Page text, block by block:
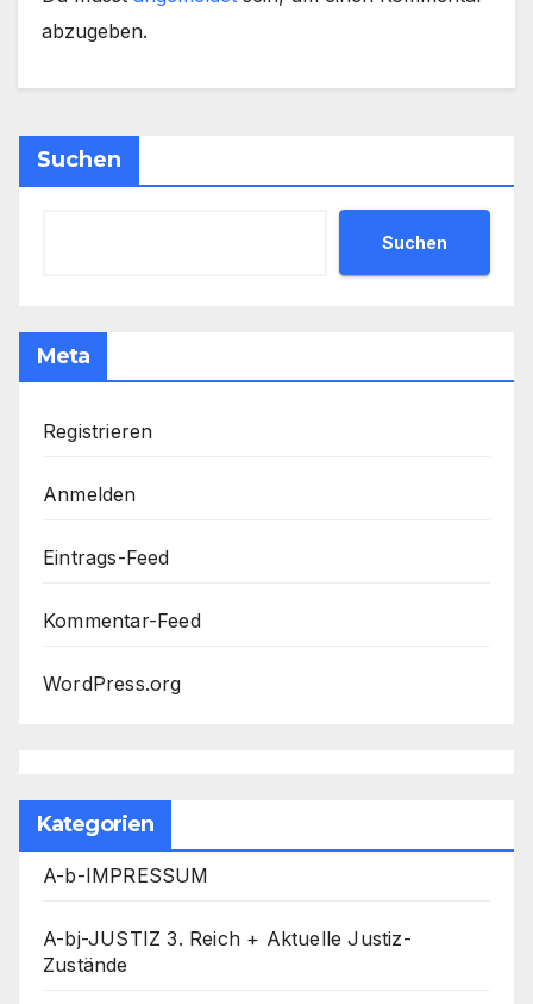
abzugeben.
Suchen
Suchen
Meta
Registrieren
Anmelden
Eintrags-Feed
Kommentar-Feed
WordPress.org
Kategorien
A-b-IMPRESSUM
A-bj-JUSTIZ 3. Reich + Aktuelle Justiz-
Zustände